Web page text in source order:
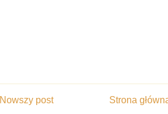
Nowszy post Strona